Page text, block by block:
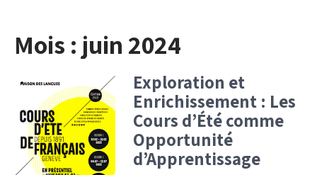
Mois : juin 2024
Exploration et
Enrichissement : Les
Cours d’Été comme
Opportunité
d’Apprentissage